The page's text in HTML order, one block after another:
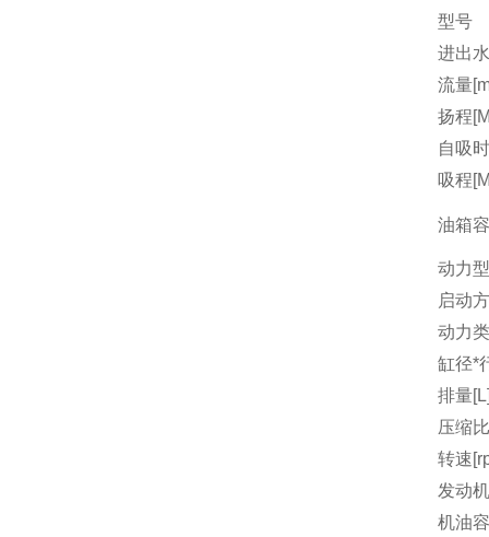
型号
进出
流量
扬程
自吸
吸程
油箱
动力
启动
动力
缸径*
排量
压缩比
转速
发动
机油